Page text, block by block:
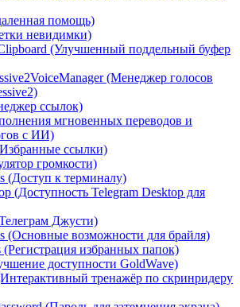
помощь)
невидимки)
(Улучшенный поддельный буфер
(Менеджер голосов
ссылок)
мгновенных переводов и
с ИИ)
ссылки)
громкости)
(Доступ к терминалу)
(Доступность Telegram Desktop для
Джусти)
(Основные возможности для брайля)
(Регистрация избранных папок)
доступности GoldWave)
тренажёр по скринридеру